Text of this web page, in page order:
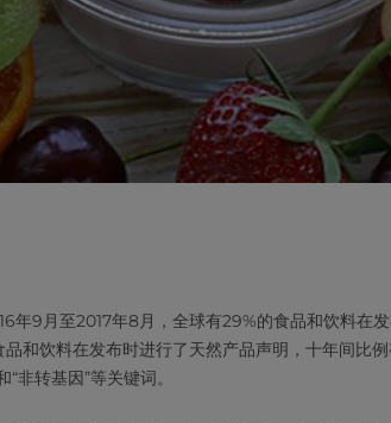
年9月至2017年8月，全球有29%的食品和饮料在
和饮料在发布时进行了天然产品声明，十年间比
“非转基因”等关键词。